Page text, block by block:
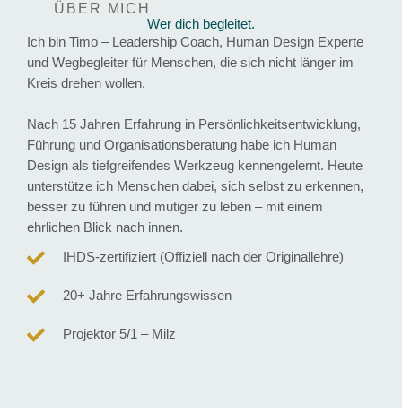
ÜBER MICH
Wer dich begleitet.
Ich bin Timo – Leadership Coach, Human Design Experte
und Wegbegleiter für Menschen, die sich nicht länger im
Kreis drehen wollen.
Nach 15 Jahren Erfahrung in Persönlichkeitsentwicklung,
Führung und Organisationsberatung habe ich Human
Design als tiefgreifendes Werkzeug kennengelernt. Heute
unterstütze ich Menschen dabei, sich selbst zu erkennen,
besser zu führen und mutiger zu leben – mit einem
ehrlichen Blick nach innen.
IHDS-zertifiziert (Offiziell nach der Originallehre)
20+ Jahre Erfahrungswissen
Projektor 5/1 – Milz